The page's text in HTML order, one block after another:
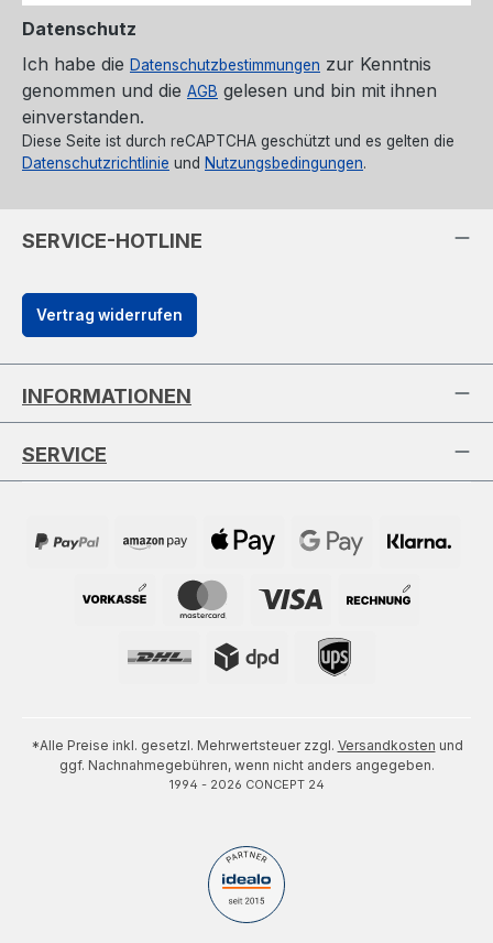
Datenschutz
Ich habe die Datenschutzbestimmungen zur Kenntnis
genommen und die AGB gelesen und bin mit ihnen
einverstanden.
Diese Seite ist durch reCAPTCHA geschützt und es gelten die
Datenschutzrichtlinie und Nutzungsbedingungen.
SERVICE-HOTLINE
Vertrag widerrufen
INFORMATIONEN
SERVICE
*Alle Preise inkl. gesetzl. Mehrwertsteuer zzgl. Versandkosten und
ggf. Nachnahmegebühren, wenn nicht anders angegeben.
1994 - 2026 CONCEPT 24